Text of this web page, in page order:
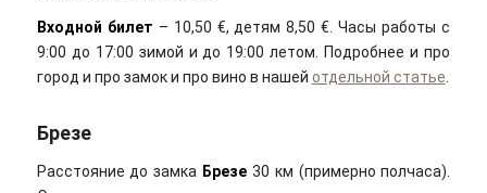
Входной билет – 10,50 €, детям 8,50 €. Часы работы с
9:00 до 17:00 зимой и до 19:00 летом. Подробнее и про
город и про замок и про вино в нашей отдельной статье.
Брезе
Расстояние до замка Брезе 30 км (примерно полчаса).